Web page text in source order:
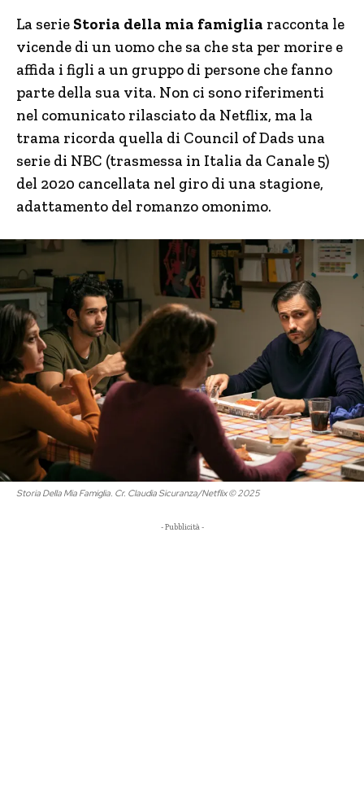
La serie Storia della mia famiglia racconta le
vicende di un uomo che sa che sta per morire e
affida i figli a un gruppo di persone che fanno
parte della sua vita. Non ci sono riferimenti
nel comunicato rilasciato da Netflix, ma la
trama ricorda quella di Council of Dads una
serie di NBC (trasmessa in Italia da Canale 5)
del 2020 cancellata nel giro di una stagione,
adattamento del romanzo omonimo.
Storia Della Mia Famiglia. Cr. Claudia Sicuranza/Netflix © 2025
- Pubblicità -